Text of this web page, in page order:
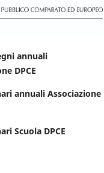
annuali
DPCE
annuali Associazione
Scuola DPCE